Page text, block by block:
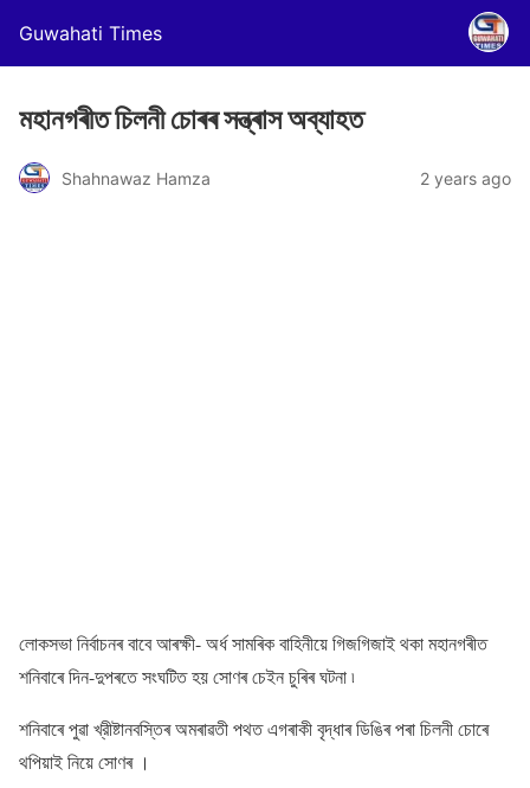
Guwahati Times
মহানগৰীত চিলনী চোৰৰ সন্ত্ৰাস অব্যাহত
Shahnawaz Hamza 2 years ago
লোকসভা নিৰ্বাচনৰ বাবে আৰক্ষী- অৰ্ধ সামৰিক বাহিনীয়ে গিজগিজাই থকা মহানগৰীত
শনিবাৰে দিন-দুপৰতে সংঘটিত হয় সোণৰ চেইন চুৰিৰ ঘটনা ৷
শনিবাৰে পুৱা খ্রীষ্টানবস্তিৰ অমৰাৱতী পথত এগৰাকী বৃদ্ধাৰ ডিঙিৰ পৰা চিলনী চোৰে
থপিয়াই নিয়ে সোণৰ ।